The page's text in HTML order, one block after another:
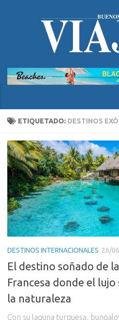
ETIQUETADO: DESTINOS
DESTINOS INTERNACIONALES 26/
El destino soñado de
Francesa donde el
la naturaleza
Con su laguna turquesa,